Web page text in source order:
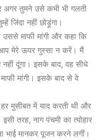
तुमने उसे कभी भी गलती
जिंदा नहीं छोड़ूंगा।
माफी मांगी और कहा कि
मेरे ऊपर गुस्सा न करें। मैं
दूंगा। इसके बाद, वह सीधे
मांगी। इसके बाद से वे
मुसीबत में याद करती थी और
तरह, नाग पंचमी का त्योहार
भाई मानकर पूजन करने लगीं।